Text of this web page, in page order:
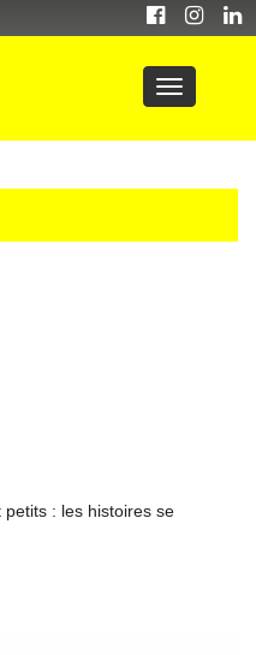
petits : les histoires se